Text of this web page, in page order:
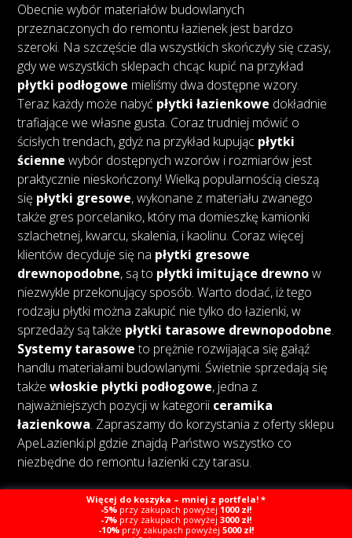
Obecnie wybór materiałów budowlanych
przeznaczonych do remontu łazienek jest bardzo
szeroki. Na szczęście dla wszystkich skończyły się czasy,
gdy we wszystkich sklepach chcąc kupić na przykład
płytki podłogowe mieliśmy dwa dostępne wzory.
Teraz każdy może nabyć płytki łazienkowe dokładnie
trafiające we własne gusta. Coraz trudniej mówić o
ścisłych trendach, gdyż na przykład kupując płytki
ścienne wybór dostępnych wzorów i rozmiarów jest
praktycznie nieskończony! Wielką popularnością cieszą
się płytki gresowe, wykonane z materiału zwanego
także gres porcelaniko, który ma domieszkę kamionki
szlachetnej, kwarcu, skalenia, i kaolinu. Coraz więcej
klientów decyduje się na płytki gresowe
drewnopodobne, są to płytki imitujące drewnow
niezwykle przekonujący sposób. Warto dodać, iż tego
rodzaju płytki można zakupić nie tylko do łazienki, w
sprzedaży są także płytki tarasowe drewnopodobne.
Systemy tarasoweto prężnie rozwijająca się gałąź
handlu materiałami budowlanymi. Świetnie sprzedają się
takżewłoskie płytki podłogowe, jedna z
najważniejszych pozycji w kategorii ceramika
łazienkowa. Zapraszamy do korzystania z oferty sklepu
ApeLazienki.pl gdzie znajdą Państwo wszystko co
niezbędne do remontu łazienki czy tarasu.
Copyright © Ape Łazienki Created by Webcat
Więcej do koszyka – mniej z portfela! *
-5% przy zakupach powyżej 1000 zł!
-7% przy zakupach powyżej 3000 zł!
-10% przy zakupach powyżej 5000 zł!